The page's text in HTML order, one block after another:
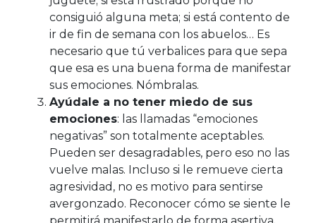
consiguió alguna meta; si está contento de
ir de fin de semana con los abuelos… Es
necesario que tú verbalices para que sepa
que esa es una buena forma de manifestar
sus emociones. Nómbralas.
Ayúdale a no tener miedo de sus
emociones: las llamadas “emociones
negativas” son totalmente aceptables.
Pueden ser desagradables, pero eso no las
vuelve malas. Incluso si le remueve cierta
agresividad, no es motivo para sentirse
avergonzado. Reconocer cómo se siente le